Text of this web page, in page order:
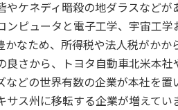
やケネディ暗殺の地ダラスなど
ンピュータと電子工学、宇宙工
かなため、所得税や法人税がか
良さから、トヨタ自動車北米本
などの世界有数の企業が本社を
サス州に移転する企業が増えてい